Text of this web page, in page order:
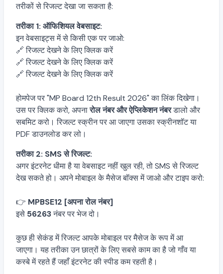
तरीकों से रिजल्ट देखा जा सकता है:
तरीका 1: ऑफिशियल वेबसाइट:
इन वेबसाइट्स में से किसी एक पर जाओ:
🔗रिजल्ट देखने के लिए क्लिक करें
🔗रिजल्ट देखने के लिए क्लिक करें
🔗रिजल्ट देखने के लिए क्लिक करें
होमपेज पर "MP Board 12th Result 2026" का लिंक दिखेगा।
उस पर क्लिक करो, अपनारोल नंबर और ऐप्लिकेशन नंबरडालो और
सबमिट करो। रिजल्ट स्क्रीन पर आ जाएगा उसका स्क्रीनशॉट या
PDF डाउनलोड कर लो।
तरीका 2: SMS से रिजल्ट:
अगर इंटरनेट धीमा है या वेबसाइट नहीं खुल रही, तो SMS से रिजल्ट
देख सकते हो। अपने मोबाइल के मैसेज बॉक्स में जाओ और टाइप करो:
👉 MPBSE12 [अपना रोल नंबर]
इसे 56263नंबर पर भेज दो।
कुछ ही सेकंड में रिजल्ट आपके मोबाइल पर मैसेज के रूप में आ
जाएगा। यह तरीका उन छात्रों के लिए सबसे काम का है जो गाँव या
कस्बे में रहते हैं जहाँ इंटरनेट की स्पीड कम रहती है।